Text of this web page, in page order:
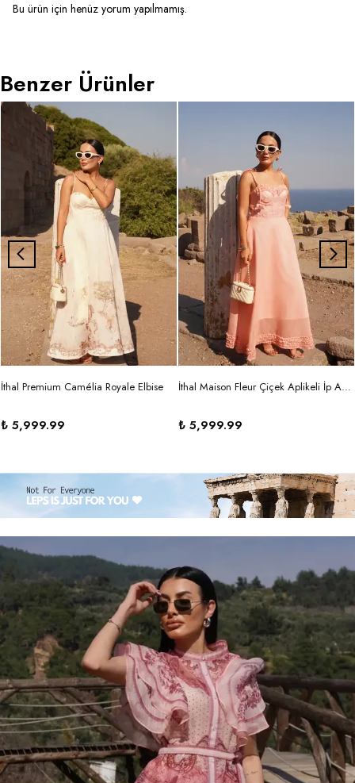
Bu ürün için henüz yorum yapılmamış.
Benzer Ürünler
İthal Premium Camélia Royale Elbise
₺ 5,999.99
İthal Maison Fleur Çiçek Aplikeli İp Askılı Maxi Elbise
₺ 5,999.99